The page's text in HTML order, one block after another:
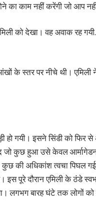
काम नहीं करेंगी जो आप नहीं
को देखा। वह अवाक रह
के स्तर पर नीचे थी। एमिली
हो गयी। इसने सिंडी को फिर
जो कुछ हुआ उसे केवल
की अधिकांश त्वचा पिघल गई
पूरे दौरान एमिली के ठंडे
लगभग बारह घंटे तक लोगों